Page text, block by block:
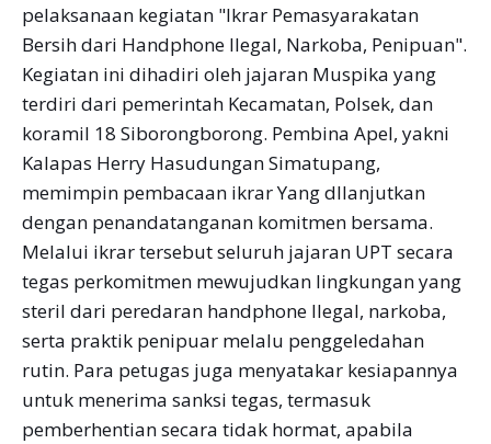
pelaksanaan kegiatan "Ikrar Pemasyarakatan
Bersih dari Handphone llegal, Narkoba, Penipuan".
Kegiatan ini dihadiri oleh jajaran Muspika yang
terdiri dari pemerintah Kecamatan, Polsek, dan
koramil 18 Siborongborong. Pembina Apel, yakni
Kalapas Herry Hasudungan Simatupang,
memimpin pembacaan ikrar Yang dllanjutkan
dengan penandatanganan komitmen bersama.
Melalui ikrar tersebut seluruh jajaran UPT secara
tegas perkomitmen mewujudkan lingkungan yang
steril dari peredaran handphone Ilegal, narkoba,
serta praktik penipuar melalu penggeledahan
rutin. Para petugas juga menyatakar kesiapannya
untuk menerima sanksi tegas, termasuk
pemberhentian secara tidak hormat, apabila